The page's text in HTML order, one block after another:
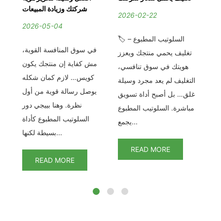
شركتك وزيادة المبيعات
2026-05-04
في سوق المنافسة القوية،
مش كفاية إن منتجك يكون
كويس… لازم كمان شكله
يوصل رسالة قوية من أول
نظرة. وهنا بييجي دور
السلوتيب المطبوع كأداة
بسيطة لكنها...
READ MORE
2026-02-22
🏷️ السلوتيب المطبوع –
تغليف يحمي منتجك ويعزز
هويتك في سوق تنافسي،
التغليف لم يعد مجرد وسيلة
غلق… بل أصبح أداة تسويق
مباشرة. السلوتيب المطبوع
يجمع...
READ MORE